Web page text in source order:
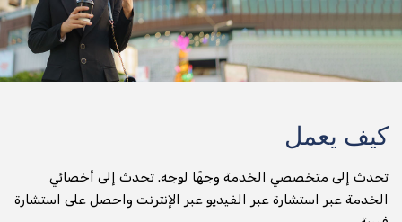
جني التسليم
توصيل طلبات الطعام
تسليم البقالة
كيف يعمل
تحدث إلى متخصصي الخدمة وجهًا لوجه. تحدث إلى أخصائي
الخدمة عبر استشارة عبر الفيديو عبر الإنترنت واحصل على استشارة